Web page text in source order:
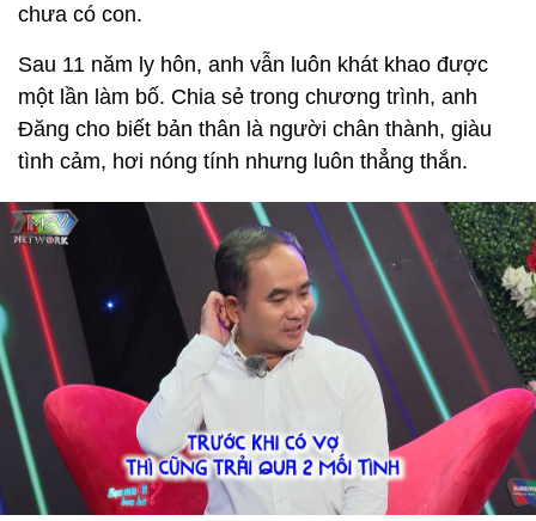
chưa có con.
Sau 11 năm ly hôn, anh vẫn luôn khát khao được
một lần làm bố. Chia sẻ trong chương trình, anh
Đăng cho biết bản thân là người chân thành, giàu
tình cảm, hơi nóng tính nhưng luôn thẳng thắn.